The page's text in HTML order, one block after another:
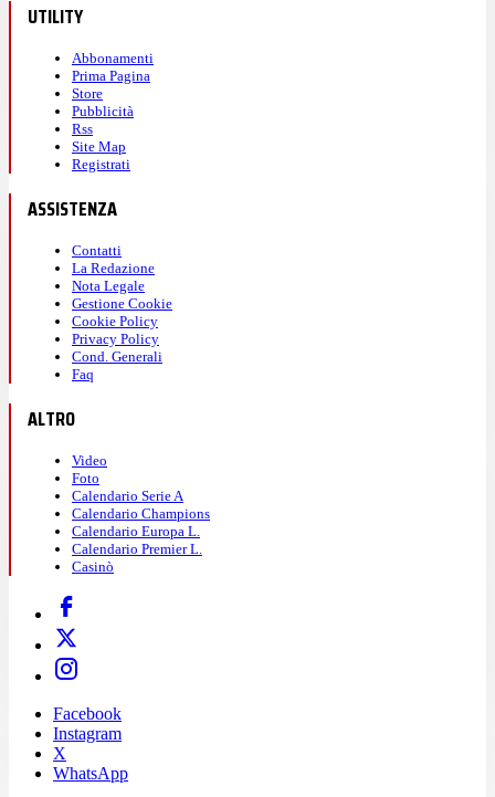
UTILITY
Abbonamenti
Prima Pagina
Store
Pubblicità
Rss
Site Map
Registrati
ASSISTENZA
Contatti
La Redazione
Nota Legale
Gestione Cookie
Cookie Policy
Privacy Policy
Cond. Generali
Faq
ALTRO
Video
Foto
Calendario Serie A
Calendario Champions
Calendario Europa L.
Calendario Premier L.
Casinò
Facebook
Instagram
X
WhatsApp